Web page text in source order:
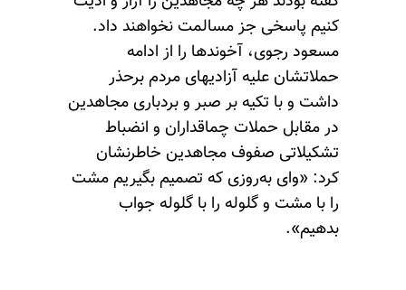
کنیم پاسخی جز مسالمت نخواهند داد.
مسعود رجوی، آخوندها را از ادامه
حملاتشان علیه آزادیهای مردم برحذر
داشت و با تکیه بر صبر و بردباری مجاهدین
در مقابل حملات چماقداران و انضباط
تشکیلاتی صفوف مجاهدین خاطرنشان
کرد: «وای به‌روزی که تصمیم بگیریم مشت
را با مشت و گلوله را با گلوله جواب
بدهیم».